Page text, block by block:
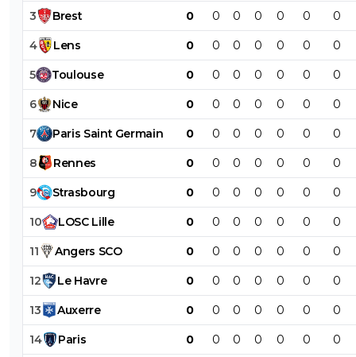
3 Brest 0 0 0 0 0 0 0
4 Lens 0 0 0 0 0 0 0
5 Toulouse 0 0 0 0 0 0 0
6 Nice 0 0 0 0 0 0 0
7 Paris Saint Germain 0 0 0 0 0 0 0
8 Rennes 0 0 0 0 0 0 0
9 Strasbourg 0 0 0 0 0 0 0
10 LOSC Lille 0 0 0 0 0 0 0
11 Angers SCO 0 0 0 0 0 0 0
12 Le Havre 0 0 0 0 0 0 0
13 Auxerre 0 0 0 0 0 0 0
14 Paris 0 0 0 0 0 0 0